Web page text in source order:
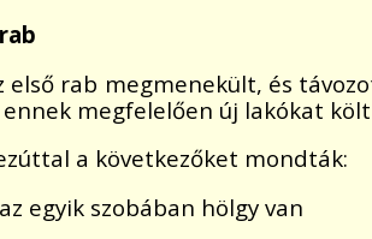
első rab megmenekült, és
ennek megfelelően új lakókat
a következőket mondták:
egyik szobában hölgy van